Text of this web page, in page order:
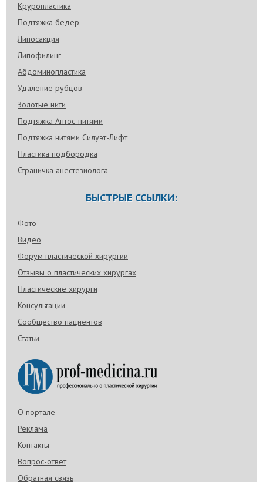
Круропластика
Подтяжка бедер
Липосакция
Липофилинг
Абдоминопластика
Удаление рубцов
Золотые нити
Подтяжка Аптос-нитями
Подтяжка нитями Силуэт-Лифт
Пластика подбородка
Страничка анестезиолога
БЫСТРЫЕ ССЫЛКИ:
Фото
Видео
Форум пластической хирургии
Отзывы о пластических хирургах
Пластические хирурги
Консультации
Сообщество пациентов
Статьи
О портале
Реклама
Контакты
Вопрос-ответ
Обратная связь